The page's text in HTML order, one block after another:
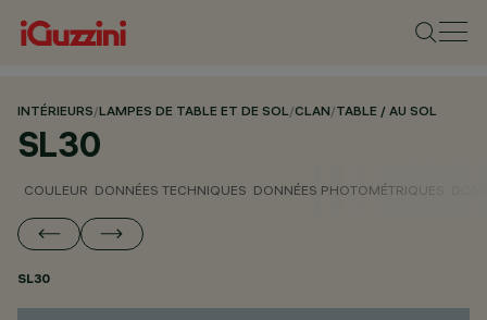
INTÉRIEURS/LAMPES DE TABLE ET DE SOL/CLAN/TABLE / AU SOL
SL30
COULEUR DONNÉES TECHNIQUES DONNÉES PHOTOMÉTRIQUES
SL30